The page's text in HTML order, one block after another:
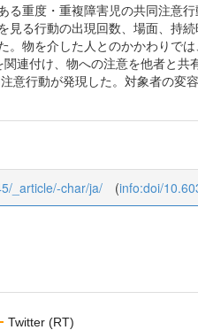
る重度・重複障害児の共同注意
見る行動の出現回数、場面、持
。物を介した人とのかかわりで
連付け、物への注意を他者と
意行動が発現した。対象者の
_article/-char/ja/ (info:doi/
Twitter (RT)